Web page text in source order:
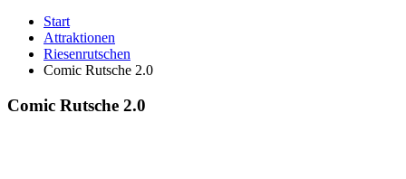
Start
Attraktionen
Riesenrutschen
Comic Rutsche 2.0
Comic Rutsche 2.0